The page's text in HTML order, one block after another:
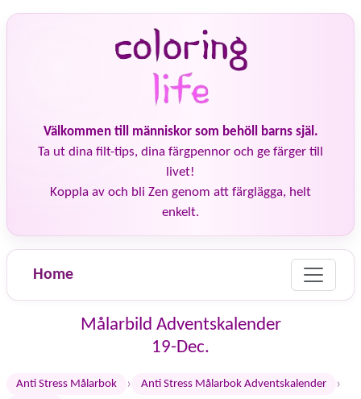
Välkommen till människor som behöll barns själ.
Ta ut dina filt-tips, dina färgpennor och ge färger till
livet!
Koppla av och bli Zen genom att färglägga, helt
enkelt.
Home
Målarbild Adventskalender
19-Dec.
Anti Stress Målarbok › Anti Stress Målarbok Adventskalender ›